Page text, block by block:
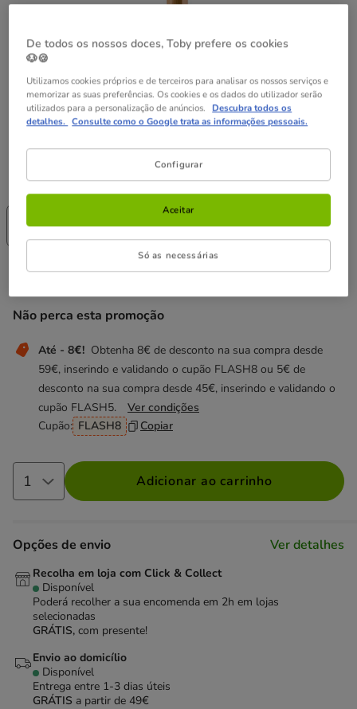
Tamanho:L Guia de tamanhos
Até - 8€!
Não perca esta promoção
Até - 8€! Obtenha 8€ de desconto na sua compra desde
59€, inserindo e validando o cupão FLASH8 ou 5€ de
desconto na sua compra desde 45€, inserindo e validando o
cupão FLASH5.
Ver condições
Cupão: FLASH8 Copiar
Preço 28.99€
28.99€
Adicionar ao carrinho
Opções de envio Ver detalhes
Recolha em loja com Click & Collect
Disponível
Poderá recolher a sua encomenda em 2h em lojas
selecionadas
GRÁTIS, com presente!
Envio ao domicílio
Disponível
Entrega entre 1-3 dias úteis
GRÁTIS a partir de 49€
De todos os nossos doces, Toby prefere os cookies
🐶🍪
Utilizamos cookies próprios e de terceiros para analisar os nossos serviços e
memorizar as suas preferências. Os cookies e os dados do utilizador serão
utilizados para a personalização de anúncios. Descubra todos os
detalhes. Consulte como o Google trata as informações pessoais.
Configurar
Só as necessárias
Aceitar